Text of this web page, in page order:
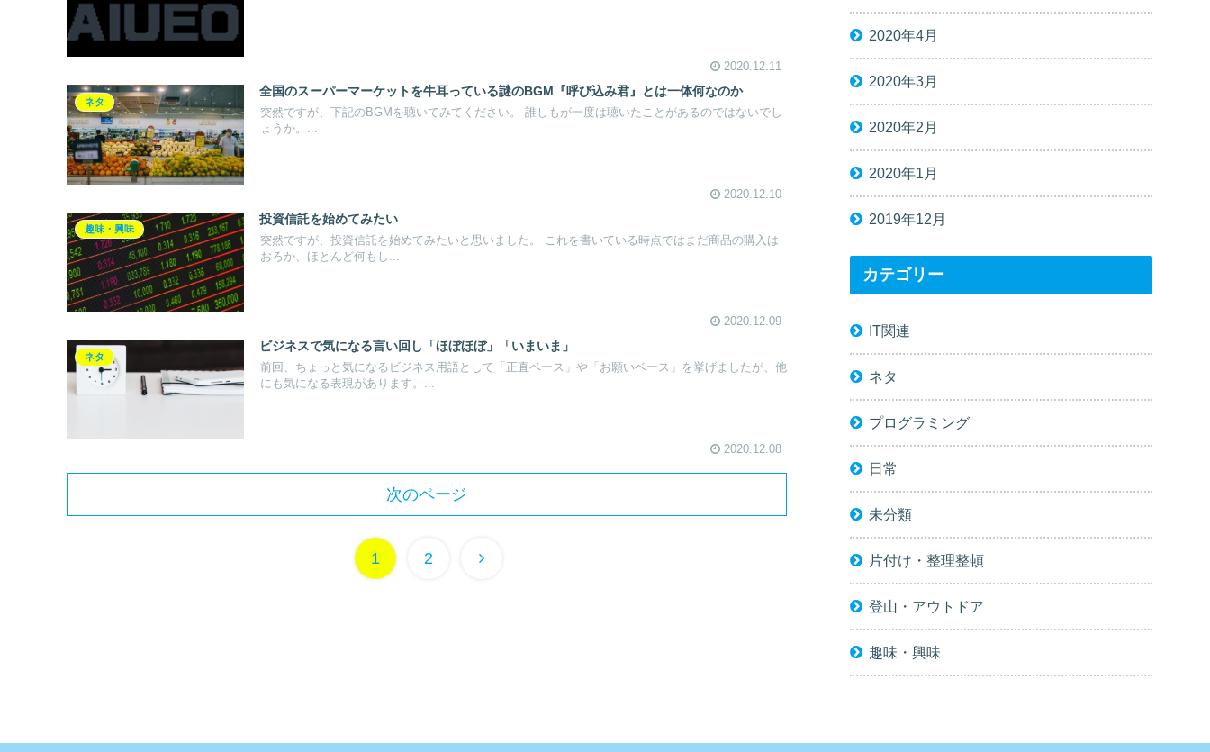
2020.12.11
ネタ
全国のスーパーマーケットを牛耳っている謎のBGM『呼び込み君』とは一体何なのか
突然ですが、下記のBGMを聴いてみてください。 誰しもが一度は聴いたことがあるのではないでし
ょうか。...
2020.12.10
趣味・興味
投資信託を始めてみたい
突然ですが、投資信託を始めてみたいと思いました。 これを書いている時点ではまだ商品の購入は
おろか、ほとんど何もし...
2020.12.09
ネタ
ビジネスで気になる言い回し「ほぼほぼ」「いまいま」
前回、ちょっと気になるビジネス用語として「正直ベース」や「お願いベース」を挙げましたが、他
にも気になる表現があります。...
2020.12.08
次のページ
1 2
2020年4月
2020年3月
2020年2月
2020年1月
2019年12月
カテゴリー
IT関連
ネタ
プログラミング
日常
未分類
片付け・整理整頓
登山・アウトドア
趣味・興味